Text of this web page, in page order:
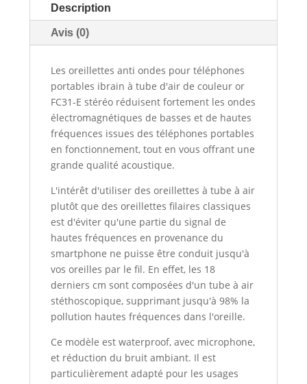
Description
Avis (0)
Les oreillettes anti ondes pour téléphones
portables ibrain à tube d'air de couleur or
FC31-E stéréo réduisent fortement les ondes
électromagnétiques de basses et de hautes
fréquences issues des téléphones portables
en fonctionnement, tout en vous offrant une
grande qualité acoustique.
L'intérêt d'utiliser des oreillettes à tube à air
plutôt que des oreillettes filaires classiques
est d'éviter qu'une partie du signal de
hautes fréquences en provenance du
smartphone ne puisse être conduit jusqu'à
vos oreilles par le fil. En effet, les 18
derniers cm sont composées d'un tube à air
stéthoscopique, supprimant jusqu'à 98% la
pollution hautes fréquences dans l'oreille.
Ce modèle est waterproof, avec microphone,
et réduction du bruit ambiant. Il est
particulièrement adapté pour les usages